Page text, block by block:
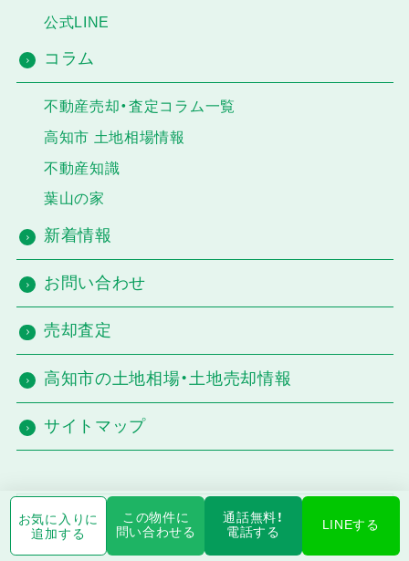
お気に入りに
追加する
この物件に
問い合わせる
通話無料！
電話する
LINEする
公式LINE
コラム
不動産売却・査定コラム一覧
高知市 土地相場情報
不動産知識
葉山の家
新着情報
お問い合わせ
売却査定
高知市の土地相場・土地売却情報
サイトマップ
高知物件特集